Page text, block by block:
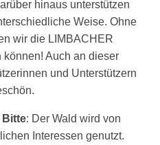
hinaus unterstützen
Weise. Ohne
wir die LIMBACHER
Auch an dieser
und Unterstützern
Bitte: Der Wald wird von
Interessen genutzt.